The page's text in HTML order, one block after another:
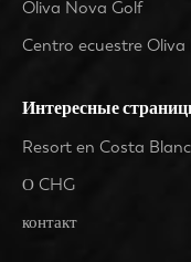
Oliva Nova Golf
Centro ecuestre Oliva
Интересные
Resort en Costa
О CHG
контакт